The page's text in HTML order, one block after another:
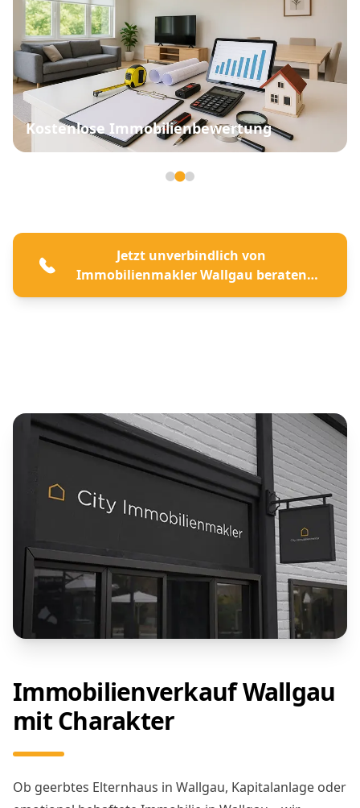
Kostenlose Immobilienbewertung
Jetzt unverbindlich von
Immobilienmakler Wallgau beraten
lassen
Immobilienverkauf Wallgau
mit Charakter
Ob geerbtes Elternhaus in Wallgau, Kapitalanlage oder